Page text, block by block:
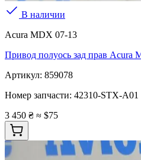
В наличии
Acura MDX 07-13
Привод полуось зад прав Acura
Артикул: 859078
Номер запчасти: 42310-STX-A01
3 450 ₴ ≈ $75